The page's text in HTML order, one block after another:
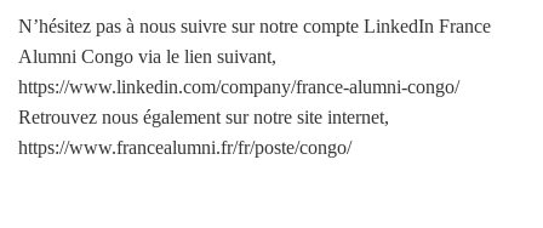
N’hésitez pas à nous suivre sur notre compte LinkedIn France
Alumni Congo via le lien suivant,
https://www.linkedin.com/company/france-alumni-congo/
Retrouvez nous également sur notre site internet,
https://www.francealumni.fr/fr/poste/congo/